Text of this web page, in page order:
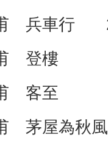
兵車行
登樓
客至
茅屋為秋